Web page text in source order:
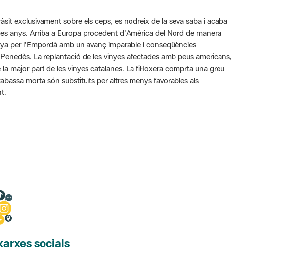
exclusivament sobre els ceps, es nodreix de la seva saba i acaba
anys. Arriba a Europa procedent d'Amèrica del Nord de manera
per l'Empordà amb un avanç imparable i conseqüències
La replantació de les vinyes afectades amb peus americans,
major part de les vinyes catalanes. La fil·loxera comprta una greu
morta són substituïts per altres menys favorables als
és de 0 estrelles de 5.
socials